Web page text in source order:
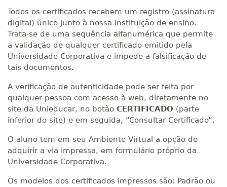
Todos os certificados recebem um registro (assinatura
digital) único junto à nossa instituição de ensino.
Trata-se de uma sequência alfanumérica que permite
a validação de qualquer certificado emitido pela
Universidade Corporativa e impede a falsificação de
tais documentos.
A verificação de autenticidade pode ser feita por
qualquer pessoa com acesso à web, diretamente no
site da Unieducar, no botão CERTIFICADO (parte
inferior do site) e em seguida, “Consultar Certificado”.
O aluno tem em seu Ambiente Virtual a opção de
adquirir a via impressa, em formulário próprio da
Universidade Corporativa.
Os modelos dos certificados impressos são: Padrão ou